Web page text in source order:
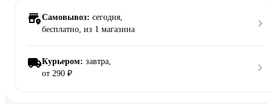
Самовывоз: сегодня,
бесплатно, из 1 магазина
Курьером: завтра,
от 290 ₽